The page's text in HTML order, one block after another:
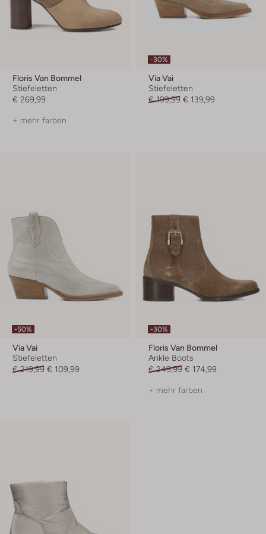
Floris Van Bommel
Stiefeletten
€ 269,99
+ mehr farben
-30%
Via Vai
Stiefeletten
€ 199,99 € 139,99
-50%
Via Vai
Stiefeletten
€ 219,99 € 109,99
-30%
Floris Van Bommel
Ankle Boots
€ 249,99 € 174,99
+ mehr farben